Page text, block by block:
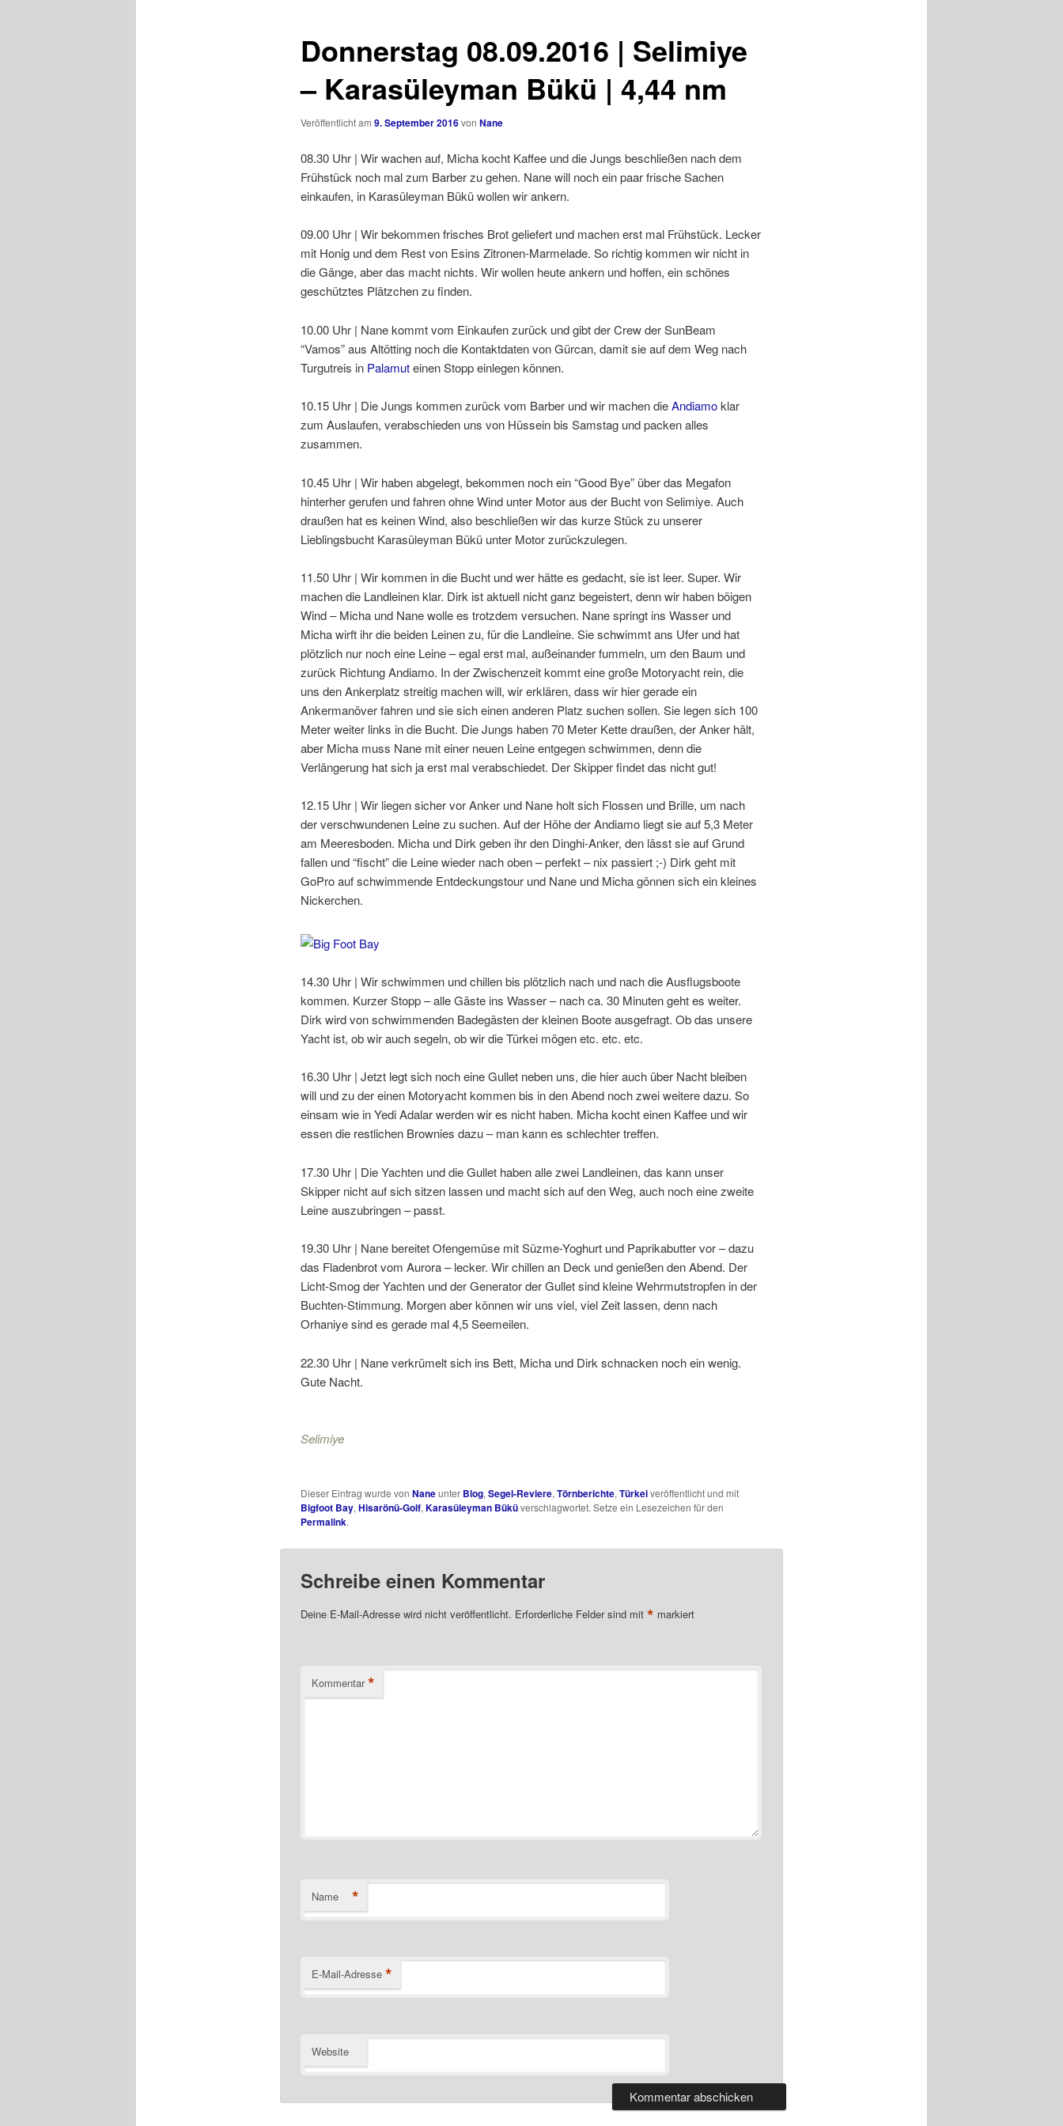
Donnerstag 08.09.2016 | Selimiye
– Karasüleyman Bükü | 4,44 nm
Veröffentlicht am 9. September 2016von Nane
08.30 Uhr | Wir wachen auf, Micha kocht Kaffee und die Jungs beschließen nach dem
Frühstück noch mal zum Barber zu gehen. Nane will noch ein paar frische Sachen
einkaufen, in Karasüleyman Bükü wollen wir ankern.
09.00 Uhr | Wir bekommen frisches Brot geliefert und machen erst mal Frühstück. Lecker
mit Honig und dem Rest von Esins Zitronen-Marmelade. So richtig kommen wir nicht in
die Gänge, aber das macht nichts. Wir wollen heute ankern und hoffen, ein schönes
geschütztes Plätzchen zu finden.
10.00 Uhr | Nane kommt vom Einkaufen zurück und gibt der Crew der SunBeam
“Vamos” aus Altötting noch die Kontaktdaten von Gürcan, damit sie auf dem Weg nach
Turgutreis in Palamuteinen Stopp einlegen können.
10.15 Uhr | Die Jungs kommen zurück vom Barber und wir machen dieAndiamoklar
zum Auslaufen, verabschieden uns von Hüssein bis Samstag und packen alles
zusammen.
10.45 Uhr | Wir haben abgelegt, bekommen noch ein “Good Bye” über das Megafon
hinterher gerufen und fahren ohne Wind unter Motor aus der Bucht von Selimiye. Auch
draußen hat es keinen Wind, also beschließen wir das kurze Stück zu unserer
Lieblingsbucht Karasüleyman Bükü unter Motor zurückzulegen.
11.50 Uhr | Wir kommen in die Bucht und wer hätte es gedacht, sie ist leer. Super. Wir
machen die Landleinen klar. Dirk ist aktuell nicht ganz begeistert, denn wir haben böigen
Wind – Micha und Nane wolle es trotzdem versuchen. Nane springt ins Wasser und
Micha wirft ihr die beiden Leinen zu, für die Landleine. Sie schwimmt ans Ufer und hat
plötzlich nur noch eine Leine – egal erst mal, außeinander fummeln, um den Baum und
zurück Richtung Andiamo. In der Zwischenzeit kommt eine große Motoryacht rein, die
uns den Ankerplatz streitig machen will, wir erklären, dass wir hier gerade ein
Ankermanöver fahren und sie sich einen anderen Platz suchen sollen. Sie legen sich 100
Meter weiter links in die Bucht. Die Jungs haben 70 Meter Kette draußen, der Anker hält,
aber Micha muss Nane mit einer neuen Leine entgegen schwimmen, denn die
Verlängerung hat sich ja erst mal verabschiedet. Der Skipper findet das nicht gut!
12.15 Uhr | Wir liegen sicher vor Anker und Nane holt sich Flossen und Brille, um nach
der verschwundenen Leine zu suchen. Auf der Höhe der Andiamo liegt sie auf 5,3 Meter
am Meeresboden. Micha und Dirk geben ihr den Dinghi-Anker, den lässt sie auf Grund
fallen und “fischt” die Leine wieder nach oben – perfekt – nix passiert ;-) Dirk geht mit
GoPro auf schwimmende Entdeckungstour und Nane und Micha gönnen sich ein kleines
Nickerchen.
14.30 Uhr | Wir schwimmen und chillen bis plötzlich nach und nach die Ausflugsboote
kommen. Kurzer Stopp – alle Gäste ins Wasser – nach ca. 30 Minuten geht es weiter.
Dirk wird von schwimmenden Badegästen der kleinen Boote ausgefragt. Ob das unsere
Yacht ist, ob wir auch segeln, ob wir die Türkei mögen etc. etc. etc.
16.30 Uhr | Jetzt legt sich noch eine Gullet neben uns, die hier auch über Nacht bleiben
will und zu der einen Motoryacht kommen bis in den Abend noch zwei weitere dazu. So
einsam wie in Yedi Adalar werden wir es nicht haben. Micha kocht einen Kaffee und wir
essen die restlichen Brownies dazu – man kann es schlechter treffen.
17.30 Uhr | Die Yachten und die Gullet haben alle zwei Landleinen, das kann unser
Skipper nicht auf sich sitzen lassen und macht sich auf den Weg, auch noch eine zweite
Leine auszubringen – passt.
19.30 Uhr | Nane bereitet Ofengemüse mit Süzme-Yoghurt und Paprikabutter vor – dazu
das Fladenbrot vom Aurora – lecker. Wir chillen an Deck und genießen den Abend. Der
Licht-Smog der Yachten und der Generator der Gullet sind kleine Wehrmutstropfen in der
Buchten-Stimmung. Morgen aber können wir uns viel, viel Zeit lassen, denn nach
Orhaniye sind es gerade mal 4,5 Seemeilen.
22.30 Uhr | Nane verkrümelt sich ins Bett, Micha und Dirk schnacken noch ein wenig.
Gute Nacht.
Selimiye
Dieser Eintrag wurde von Naneunter Blog, Segel-Reviere, Törnberichte, Türkeiveröffentlicht und mit
Bigfoot Bay, Hisarönü-Golf, Karasüleyman Büküverschlagwortet. Setze ein Lesezeichen für den
Permalink.
Schreibe einen Kommentar
Deine E-Mail-Adresse wird nicht veröffentlicht. Erforderliche Felder sind mit * markiert
Kommentar *
Name *
E-Mail-Adresse *
Website